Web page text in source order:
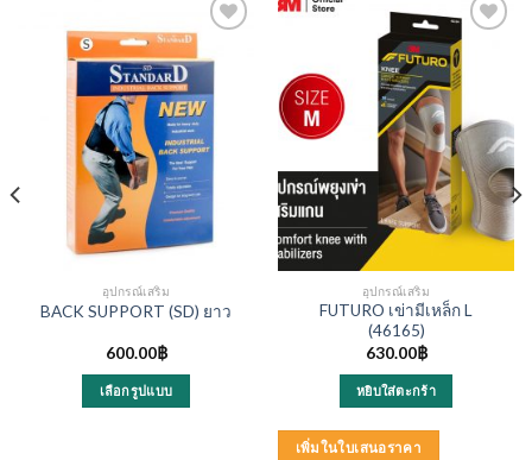
อุปกรณ์เสริม
BACK SUPPORT (SD) ยาว
600.00฿
เลือกรูปแบบ
อุปกรณ์เสริม
FUTURO เข่ามีเหล็ก L
(46165)
630.00฿
หยิบใส่ตะกร้า
เพิ่มในใบเสนอราคา